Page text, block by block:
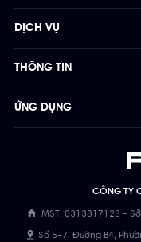
CÔNG TY
MST: 0313817128 -
Số 5-7, Đường B4,
DỊCH VỤ
THÔNG TIN
ỨNG DỤNG